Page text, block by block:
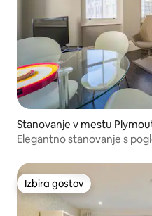
Stanovanje v mestu
Elegantno stanovanje s
Izbira gostov
Izbira gostov